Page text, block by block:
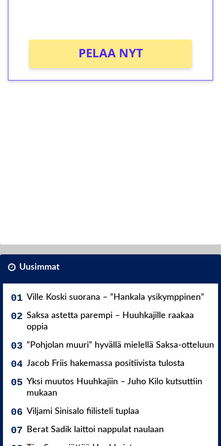
PELAA NYT
Uusimmat
Ville Koski suorana – ”Hankala ysikymppinen”
Saksa astetta parempi – Huuhkajille raakaa
oppia
”Pohjolan muuri” hyvällä mielellä Saksa-otteluun
Jacob Friis hakemassa positiivista tulosta
Yksi muutos Huuhkajiin – Juho Kilo kutsuttiin
mukaan
Viljami Sinisalo fiilisteli tuplaa
Berat Sadik laittoi nappulat naulaan